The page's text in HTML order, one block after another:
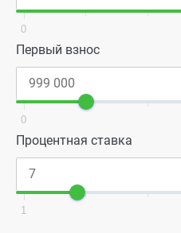
0
Первый взнос
0
Процентная ставка
1